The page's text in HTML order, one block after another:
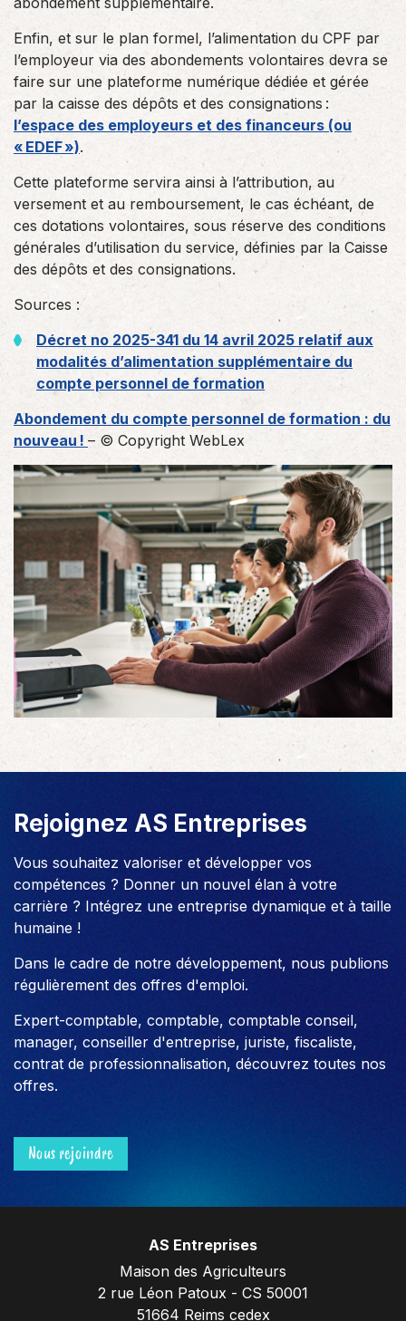
Enfin, et sur le plan formel, l’alimentation du CPF par
l’employeur via des abondements volontaires devra se
faire sur une plateforme numérique dédiée et gérée
par la caisse des dépôts et des consignations :
l’espace des employeurs et des financeurs (ou
« EDEF »).
Cette plateforme servira ainsi à l’attribution, au
versement et au remboursement, le cas échéant, de
ces dotations volontaires, sous réserve des conditions
générales d’utilisation du service, définies par la Caisse
des dépôts et des consignations.
Sources :
Décret no 2025-341 du 14 avril 2025 relatif aux
modalités d’alimentation supplémentaire du
compte personnel de formation
Abondement du compte personnel de formation : du
nouveau ! – © Copyright WebLex
Rejoignez AS Entreprises
Vous souhaitez valoriser et développer vos
compétences ? Donner un nouvel élan à votre
carrière ? Intégrez une entreprise dynamique et à taille
humaine !
Dans le cadre de notre développement, nous publions
régulièrement des offres d'emploi.
Expert-comptable, comptable, comptable conseil,
manager, conseiller d'entreprise, juriste, fiscaliste,
contrat de professionnalisation, découvrez toutes nos
offres.
Nous rejoindre
AS Entreprises
Maison des Agriculteurs
2 rue Léon Patoux - CS 50001
51664 Reims cedex